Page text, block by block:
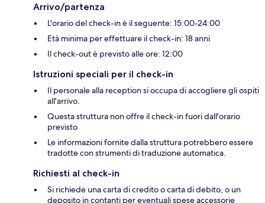
Arrivo/partenza
L'orario del check-in è il seguente: 15:00-24:00
Età minima per effettuare il check-in: 18 anni
Il check-out è previsto alle ore: 12:00
Istruzioni speciali per il check-in
Il personale alla reception si occupa di accogliere gli ospiti
all'arrivo.
Questa struttura non offre il check-in fuori dall'orario
previsto
Le informazioni fornite dalla struttura potrebbero essere
tradotte con strumenti di traduzione automatica.
Richiesti al check-in
Si richiede una carta di credito o carta di debito, o un
deposito in contanti per eventuali spese accessorie